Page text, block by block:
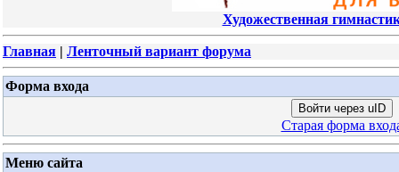
Художественная
Главная | Ленточный вариант форума
Форма входа
Войти через uID
Старая форма
Меню сайта